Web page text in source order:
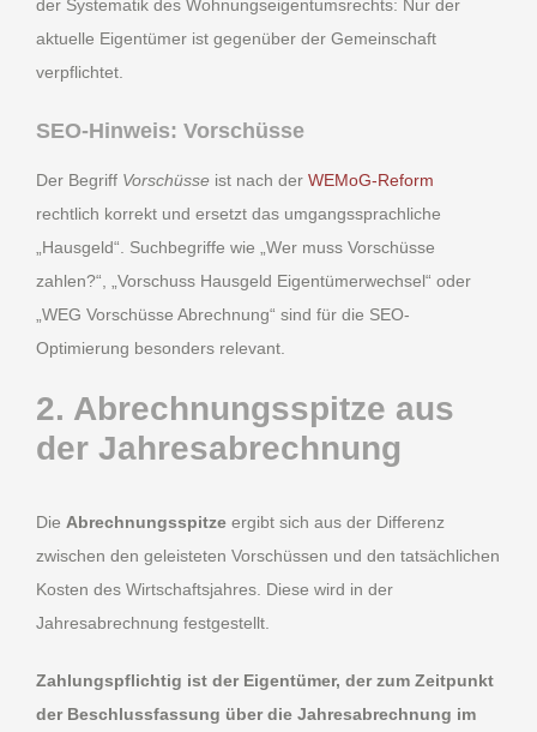
der Systematik des Wohnungseigentumsrechts: Nur der
aktuelle Eigentümer ist gegenüber der Gemeinschaft
verpflichtet.
SEO-Hinweis: Vorschüsse
Der Begriff Vorschüsse ist nach der WEMoG-Reform
rechtlich korrekt und ersetzt das umgangssprachliche
„Hausgeld“. Suchbegriffe wie „Wer muss Vorschüsse
zahlen?“, „Vorschuss Hausgeld Eigentümerwechsel“ oder
„WEG Vorschüsse Abrechnung“ sind für die SEO-
Optimierung besonders relevant.
2. Abrechnungsspitze aus
der Jahresabrechnung
Die Abrechnungsspitze ergibt sich aus der Differenz
zwischen den geleisteten Vorschüssen und den tatsächlichen
Kosten des Wirtschaftsjahres. Diese wird in der
Jahresabrechnung festgestellt.
Zahlungspflichtig ist der Eigentümer, der zum Zeitpunkt
der Beschlussfassung über die Jahresabrechnung im